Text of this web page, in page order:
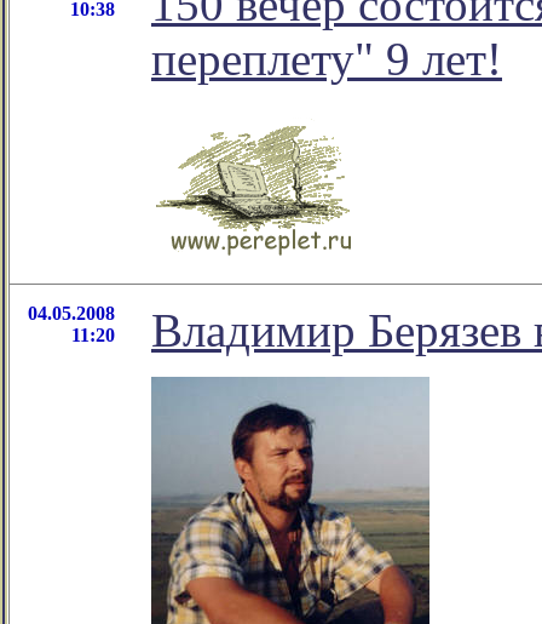
10:38
переплету" 9 лет!
04.05.2008
11:20
Владимир